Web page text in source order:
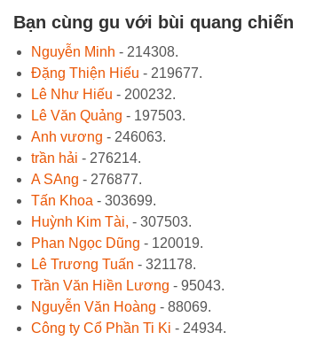
Bạn cùng gu với bùi quang chiến
Nguyễn Minh - 214308.
Đặng Thiện Hiếu - 219677.
Lê Như Hiếu - 200232.
Lê Văn Quảng - 197503.
Anh vương - 246063.
trần hải - 276214.
A SAng - 276877.
Tấn Khoa - 303699.
Huỳnh Kim Tài, - 307503.
Phan Ngọc Dũng - 120019.
Lê Trương Tuấn - 321178.
Trần Văn Hiền Lương - 95043.
Nguyễn Văn Hoàng - 88069.
Công ty Cổ Phần Ti Ki - 24934.